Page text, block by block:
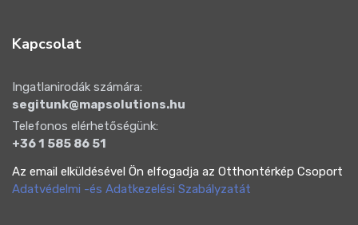
Kapcsolat
Ingatlanirodák számára:
segitunk@mapsolutions.hu
Telefonos elérhetőségünk:
+36 1 585 86 51
Az email elküldésével Ön elfogadja az Otthontérkép Csoport
Adatvédelmi -és Adatkezelési Szabályzatát